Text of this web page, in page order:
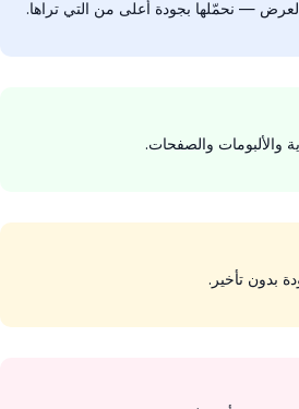
— نحمّلها بجودة أعلى من التي تراها.
والألبومات والصفحات.
بدون تأخير.